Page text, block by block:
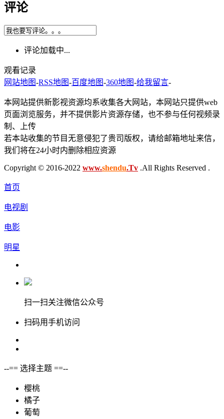
评论
评论加载中...
观看记录
网站地图-RSS地图-百度地图-360地图-给我留言-
本网站提供新影视资源均系收集各大网站，本网站只提供web
页面浏览服务，并不提供影片资源存储，也不参与任何视频录
制、上传
若本站收集的节目无意侵犯了贵司版权，请给邮箱地址来信，
我们将在24小时内删除相应资源
Copyright © 2016-2022 www.shendu.Tv .All Rights Reserved .
首页
电视剧
电影
明星
扫一扫关注微信公众号
扫码用手机访问
--== 选择主题 ==--
樱桃
橘子
葡萄